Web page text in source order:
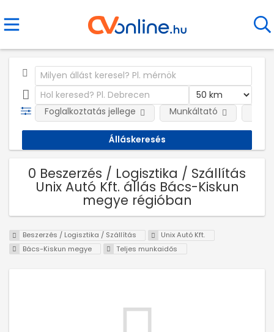
Foglalkoztatás jellege Munkáltató
0 Beszerzés / Logisztika / Szállítás
Unix Autó Kft. állás Bács-Kiskun
megye régióban
Beszerzés / Logisztika / Szállítás
Unix Autó Kft.
Bács-Kiskun megye
Teljes munkaidős